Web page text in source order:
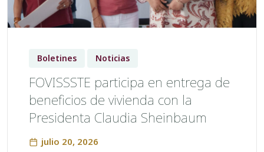
Boletines Noticias
FOVISSSTE participa en entrega de
beneficios de vivienda con la
Presidenta Claudia Sheinbaum
julio 20, 2026